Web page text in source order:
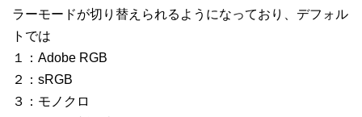
ラーモードが切り替えられるようになっており、デフォル
トでは
１：Adobe RGB
２：sRGB
３：モノクロ